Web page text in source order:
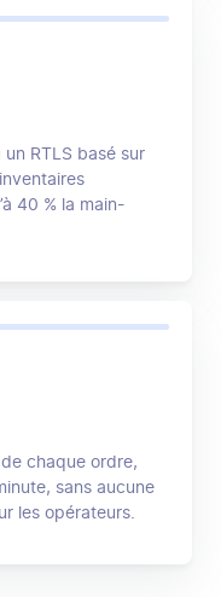
un RTLS basé sur
40 % la main-
chaque ordre,
sans aucune
les opérateurs.